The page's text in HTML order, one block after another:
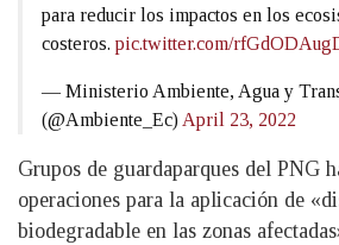
para reducir los impactos en los
costeros. pic.twitter.com/
— Ministerio Ambiente, Agua y
(@Ambiente_Ec) April 23, 2022
Grupos de guardaparques del PNG
operaciones para la aplicación de
biodegradable en las zonas